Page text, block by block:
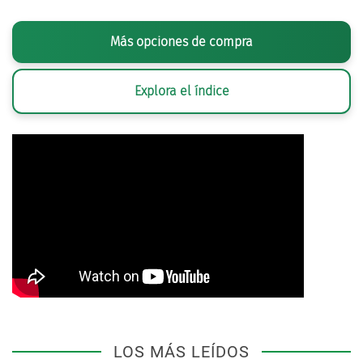
Más opciones de compra
Explora el índice
LOS MÁS LEÍDOS